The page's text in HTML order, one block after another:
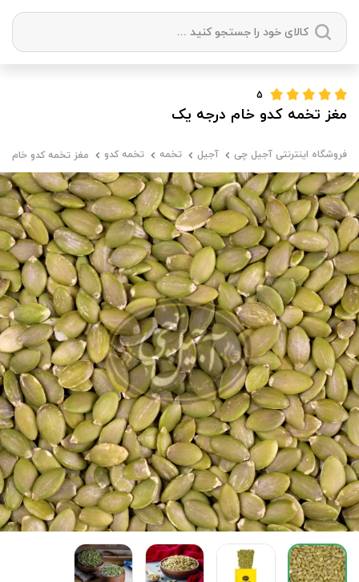
دسته بندی ها
آجیل میوه خشک
فروشگاه اینترنتی آجیل چی آجیل تخمه تخمه کدو مغز تخمه کدو خام
5
مغز تخمه کدو خام درجه یک